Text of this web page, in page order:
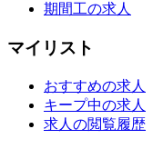
期間工の求人
マイリスト
おすすめの求人
キープ中の求人
求人の閲覧履歴